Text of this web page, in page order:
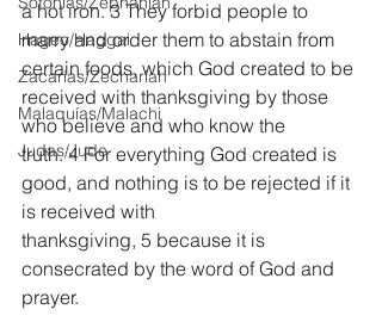
Hageo/Haggai
Zacarías/Zechariah
Malaquías/Malachi
Judas/Jude
a hot iron. 3 They forbid people to
marry and order them to abstain from
certain foods, which God created to be
received with thanksgiving by those
who believe and who know the
truth. 4 For everything God created is
good, and nothing is to be rejected if it
is received with
thanksgiving, 5 because it is
consecrated by the word of God and
prayer.